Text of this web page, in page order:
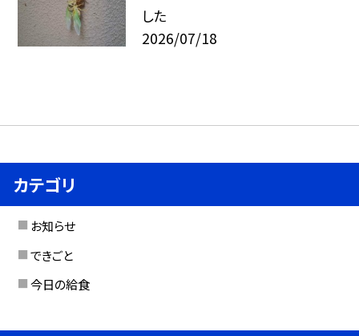
した
2026/07/18
カテゴリ
お知らせ
できごと
今日の給食